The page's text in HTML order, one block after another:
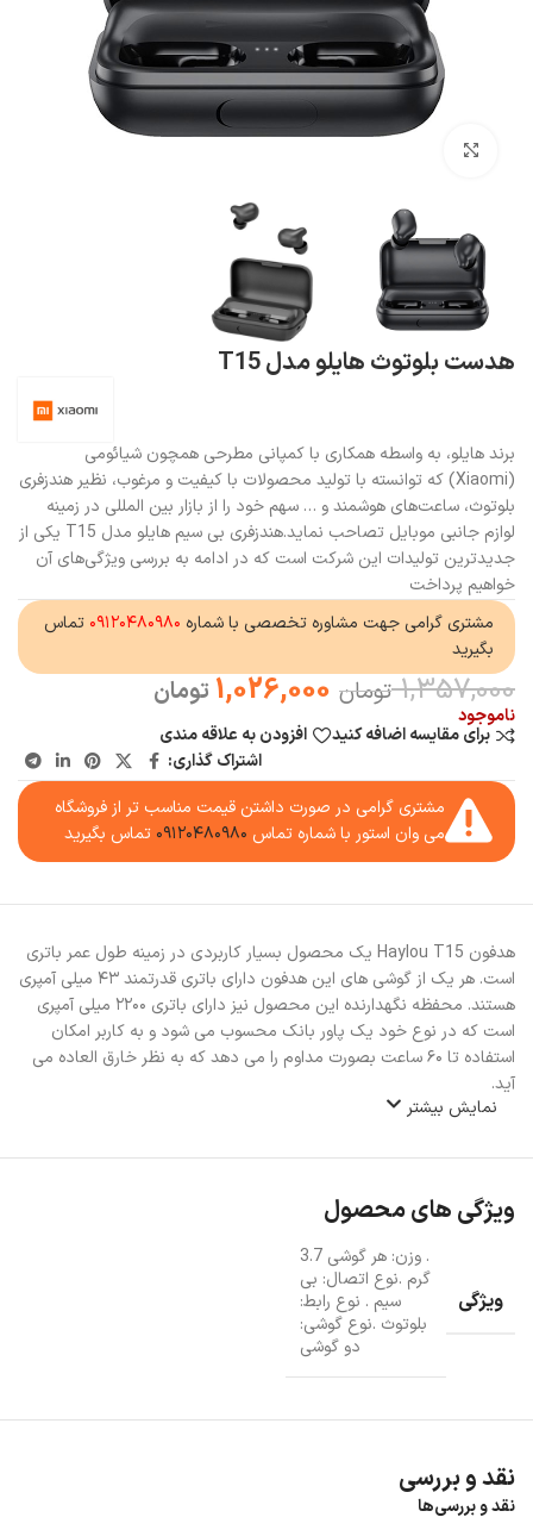
هدست بلوتوث هایلو مدل T15
برند هایلو، به واسطه همکاری با کمپانی مطرحی همچون شیائومی
(Xiaomi) که توانسته با تولید محصولات با کیفیت و مرغوب، نظیر هندزفری
بلوتوث، ساعت‌های هوشمند و … سهم خود را از بازار بین المللی در زمینه
لوازم جانبی موبایل تصاحب نماید.هندزفری بی سیم هایلو مدل T15 یکی از
جدیدترین تولیدات این شرکت است که در ادامه به بررسی ویژگی‌های آن
خواهیم پرداخت
مشتری گرامی جهت مشاوره تخصصی با شماره ۰۹۱۲۰۴۸۰۹۸۰ تماس
بگیرید
1,357,000 تومان 1,026,000 تومان
ناموجود
برای مقایسه اضافه کنید
افزودن به علاقه مندی
اشتراک گذاری:
مشتری گرامی در صورت داشتن قیمت مناسب تر از فروشگاه
می وان استور با شماره تماس ۰۹۱۲۰۴۸۰۹۸۰ تماس بگیرید
هدفون Haylou T15 یک محصول بسیار کاربردی در زمینه طول عمر باتری
است. هر یک از گوشی های این هدفون دارای باتری قدرتمند ۴۳ میلی آمپری
هستند. محفظه نگهدارنده این محصول نیز دارای باتری ۲۲۰۰ میلی آمپری
است که در نوع خود یک پاور بانک محسوب می شود و به کاربر امکان
استفاده تا ۶۰ ساعت بصورت مداوم را می دهد که به نظر خارق العاده می
آید.
نمایش بیشتر
ویژگی های محصول
ویژگی
. وزن: هر گوشی 3.7
گرم .نوع اتصال: بی
سیم . نوع رابط:
بلوتوث .نوع گوشی:
دو گوشی
نقد و بررسی
نقد و بررسی‌ها